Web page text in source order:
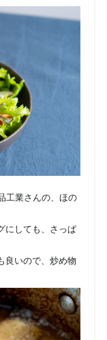
工業さんの、ほの
にしても、さっぱ
良いので、炒め物